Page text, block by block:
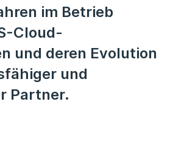
im Betrieb
Cloud-
und deren Evolution
und
Partner.